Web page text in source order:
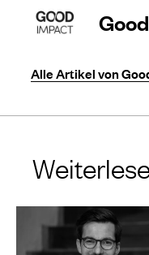
Alle Artikel von